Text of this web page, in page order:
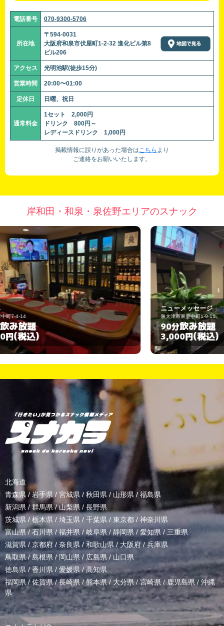
電話番号 070-9300-5706
所在地
〒594-0031
大阪府和泉市伏屋町1-2-32 進化ビル第8
ビル206
アクセス 光明池駅(徒歩15分)
営業時間 20:00〜01:00
定休日 日曜、祝日
通常料金
1セット 2,000円
ドリンク 800円～
レディースドリンク 1,000円
掲載情報に誤りがあった場合はこちら より
ご連絡をお願いいたします。
岸和田・和泉・泉佐野エリアのスナック
ニューメッセージ
泉大津市東豊中町1-9-11
90分飲み放題
3,000円 (税込)
北海道
青森県 / 岩手県/ 宮城県 / 秋田県 / 山形県/ 福島県
新潟県 /群馬県/山梨県 / 長野県
茨城県 / 栃木県 / 埼玉県 / 千葉県 / 東京都 / 神奈川県
富山県 /石川県/福井県/岐阜県 / 静岡県 / 愛知県 / 三重県
滋賀県 / 京都府 / 奈良県 / 和歌山県/ 大阪府 /兵庫県
鳥取県/ 島根県 /岡山県/ 広島県 / 山口県
徳島県 /香川県 / 愛媛県/高知県
福岡県/佐賀県/長崎県 /熊本県/ 大分県/宮崎県 /鹿児島県 / 沖縄
県